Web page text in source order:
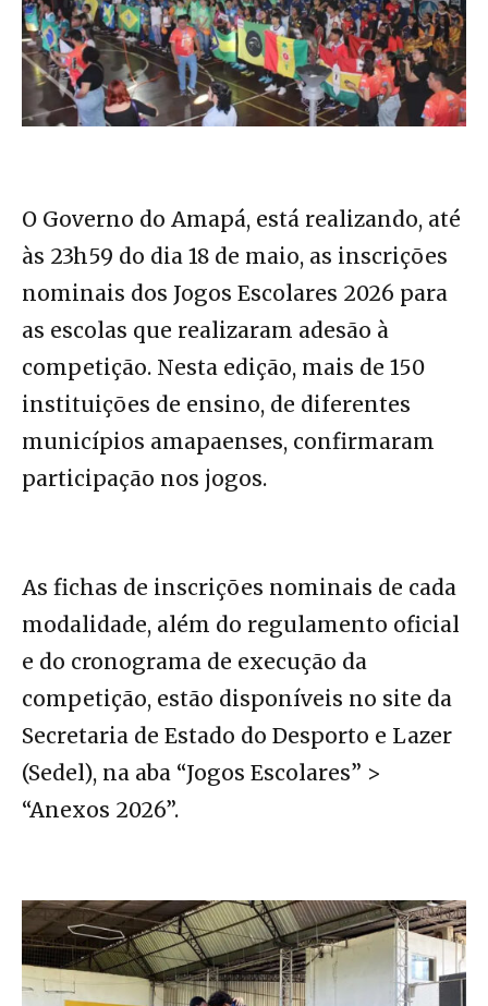
O Governo do Amapá, está realizando, até
às 23h59 do dia 18 de maio, as inscrições
nominais dos Jogos Escolares 2026 para
as escolas que realizaram adesão à
competição. Nesta edição, mais de 150
instituições de ensino, de diferentes
municípios amapaenses, confirmaram
participação nos jogos.
As fichas de inscrições nominais de cada
modalidade, além do regulamento oficial
e do cronograma de execução da
competição, estão disponíveis no site da
Secretaria de Estado do Desporto e Lazer
(Sedel), na aba “Jogos Escolares” >
“Anexos 2026”.